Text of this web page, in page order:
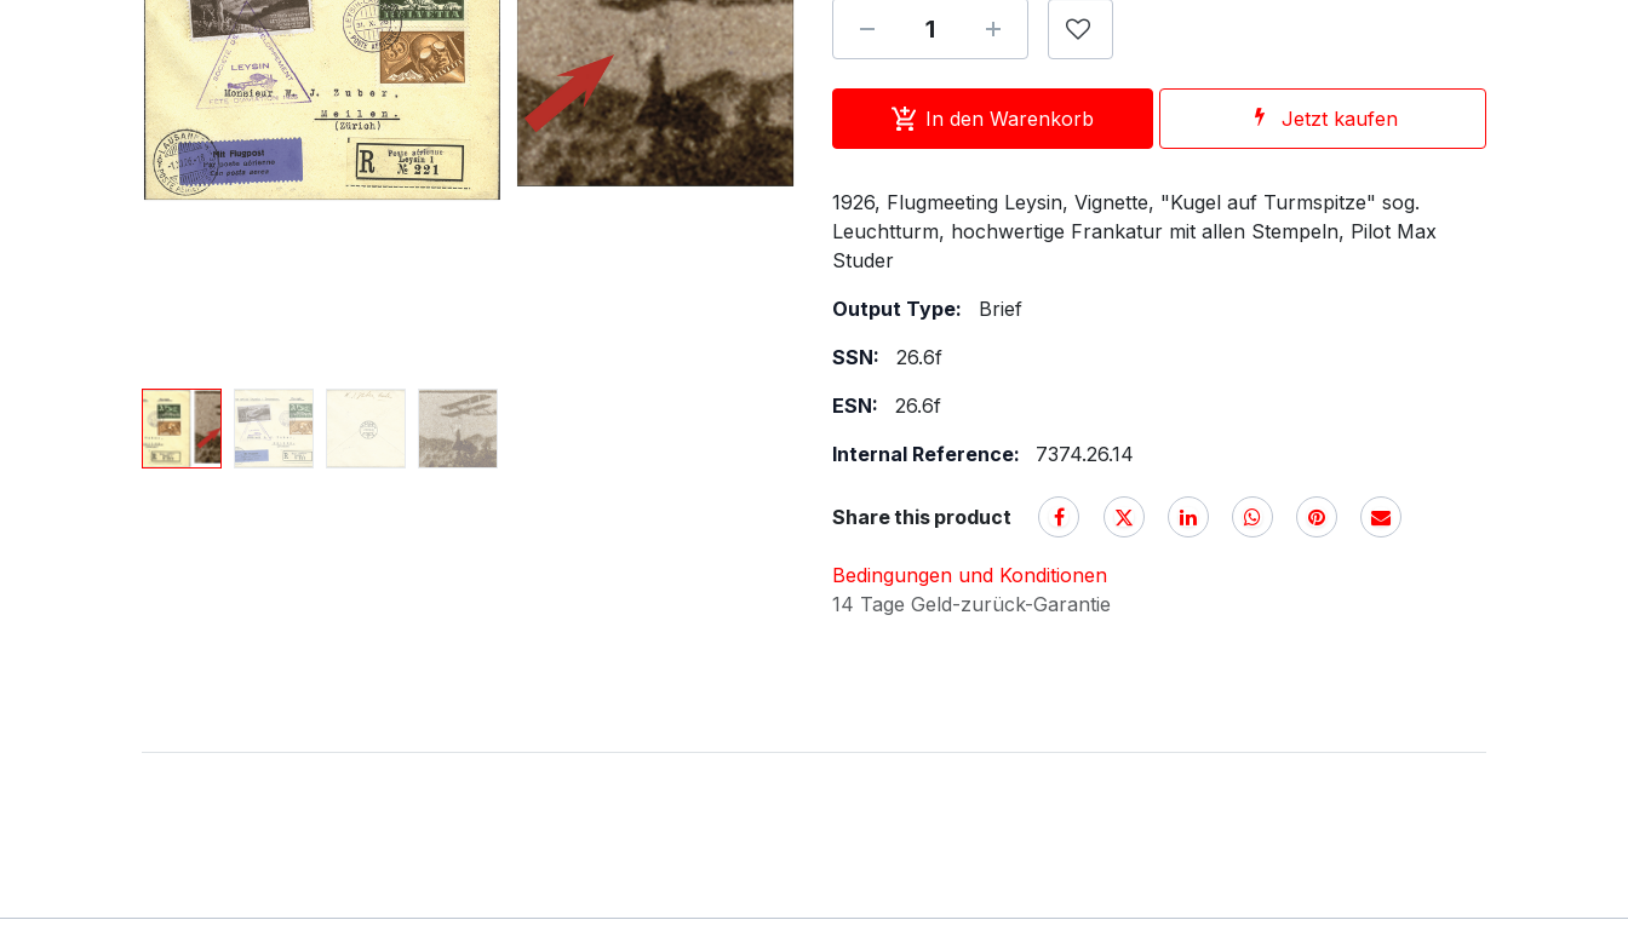
In den Warenkorb Jetzt kaufen
1926, Flugmeeting Leysin, Vignette, "Kugel auf Turmspitze" sog.
Leuchtturm, hochwertige Frankatur mit allen Stempeln, Pilot Max
Studer
Output Type:
Brief
SSN:
26.6f
ESN:
26.6f
Internal Reference:
7374.26.14
Share this product
Bedingungen und Konditionen
14 Tage Geld-zurück-Garantie